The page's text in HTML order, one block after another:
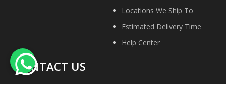
Locations We Ship To
Estimated Delivery Time
Help Center
CONTACT US